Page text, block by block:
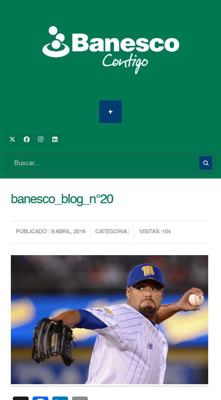
banesco_blog_n°20
PUBLICADO : 9 ABRIL, 2016 CATEGORIA : VISITAS: 104